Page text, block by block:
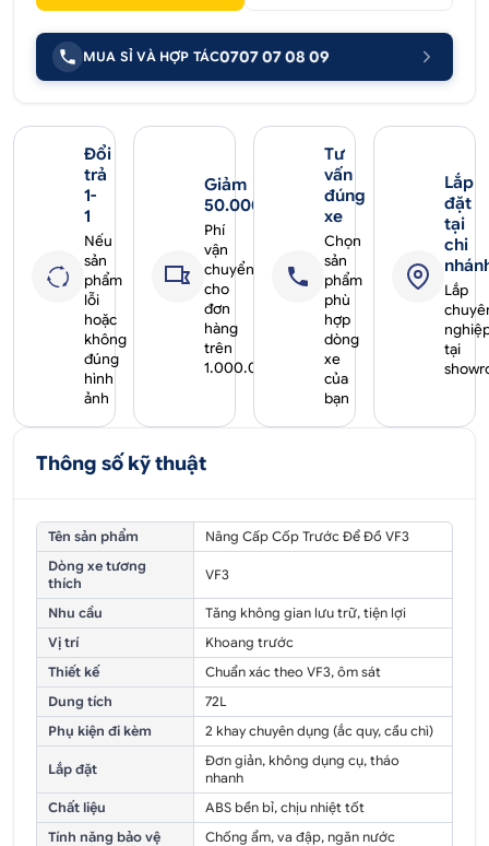
MUA SỈ VÀ HỢP TÁC0707 07 08 09
Đổi
trả
1-
1
Nếu
sản
phẩm
lỗi
hoặc
không
đúng
hình
ảnh
Giảm
50.000₫
Phí
vận
chuyển
cho
đơn
hàng
trên
1.000.000₫
Tư
vấn
đúng
xe
Chọn
sản
phẩm
phù
hợp
dòng
xe
của
bạn
Lắp
đặt
tại
chi
Lắp
tại
Thông số kỹ thuật
Tên sản phẩm
Nâng Cấp Cốp Trước Để Đồ VF3
Dòng xe tương
thích
VF3
Nhu cầu
Tăng không gian lưu trữ, tiện lợi
Vị trí
Khoang trước
Thiết kế
Chuẩn xác theo VF3, ôm sát
Dung tích
72L
Phụ kiện đi kèm
2 khay chuyên dụng (ắc quy, cầu chì)
Lắp đặt
Đơn giản, không dụng cụ, tháo
nhanh
Chất liệu
ABS bền bỉ, chịu nhiệt tốt
Tính năng bảo vệ
Chống ẩm, va đập, ngăn nước